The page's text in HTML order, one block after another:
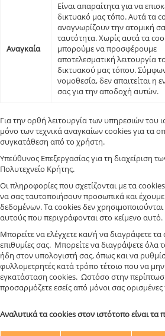
Αναγκαία
Είναι απαραίτητα για να
δικτυακό μας τόπο. Αυτά τα
αναγνωρίζουν την ατομική
ταυτότητα. Χωρίς αυτά τα
μπορούμε να προσφέρουμε
αποτελεσματική λειτουργία
δικτυακού μας τόπου.
νομοθεσία, δεν απαιτείται η
σας για την αποδοχή αυτών.
Για την ορθή λειτουργία των υπηρεσιών του
μόνο των τεχνικά αναγκαίων cookies για τα
συγκατάθεση από το χρήστη.
Υπεύθυνος Επεξεργασίας για τη διαχείριση
Πολυτεχνείο Κρήτης.
Οι πληροφορίες που σχετίζονται με τα
να σας ταυτοποιήσουν προσωπικά και
δεδομένων. Τα cookies δεν
αυτούς που περιγράφονται στο κείμενο αυτό.
Μπορείτε να ελέγχετε και/ή να διαγράφετε
επιθυμίες σας. Μπορείτε να διαγράψετε όλα
ήδη στον υπολογιστή σας, όπως και να
φυλλομετρητές κατά τρόπο τέτοιο που να
εγκατάσταση cookies. Ωστόσο στην
προσαρμόζετε εσείς από μόνοι σας ορισμένες
Αναλυτικά τα cookies στον ιστότοπο είναι τα